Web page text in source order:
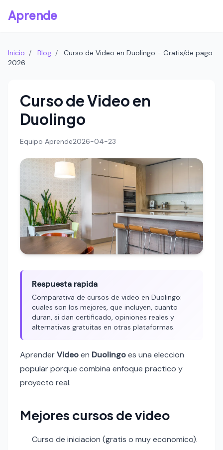
Aprende
Inicio / Blog /
Curso de Video en Duolingo - Gratis/de pago
2026
Curso de Video en
Duolingo
Equipo Aprende2026-04-23
Respuesta rapida
Comparativa de cursos de video en Duolingo:
cuales son los mejores, que incluyen, cuanto
duran, si dan certificado, opiniones reales y
alternativas gratuitas en otras plataformas.
AprenderVideoen Duolingoes una eleccion
popular porque combina enfoque practico y
proyecto real.
Mejores cursos de video
Curso de iniciacion (gratis o muy economico).